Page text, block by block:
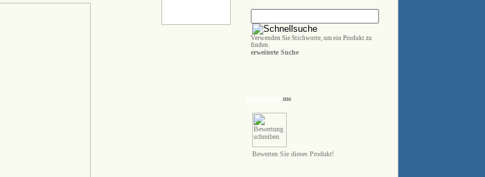
Verwenden Sie Stichworte, um ein Produkt zu
finden.
erweiterte Suche
Bewerten Sie dieses Produkt!